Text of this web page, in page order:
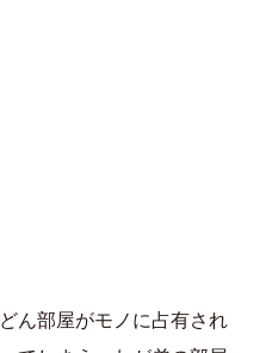
ん部屋がモノに占有され